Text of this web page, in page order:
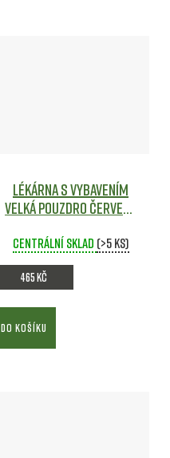
Lékárna s vybavením
VELKÁ pouzdro ČERVENÉ
Centrální sklad (>5 ks)
465 Kč
DO KOŠÍKU